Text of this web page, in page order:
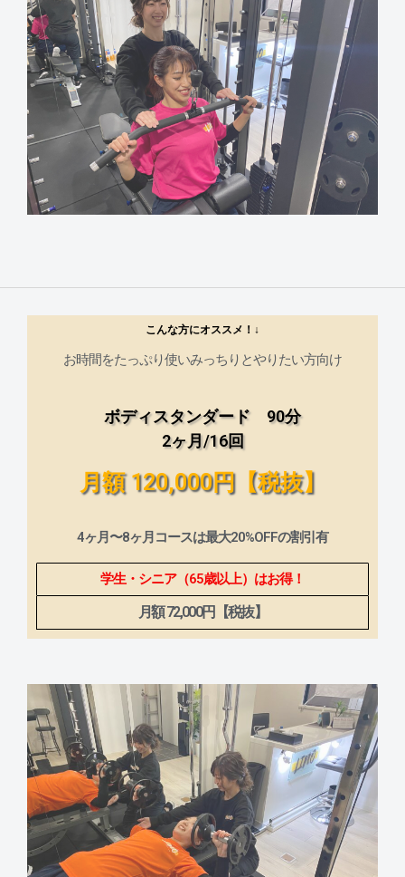
こんな方にオススメ！↓
お時間をたっぷり使いみっちりとやりたい方向け
ボディスタンダード 90分
2ヶ月/16回
月額 120,000円【税抜】
4ヶ月〜8ヶ月コースは最大20%OFFの割引有
学生・シニア（65歳以上）はお得！
月額 72,000円【税抜】